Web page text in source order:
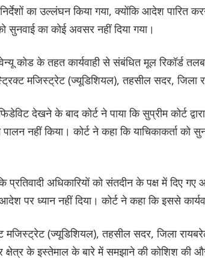
का उल्लंघन किया गया, क्योंकि आदेश
सुनवाई का कोई अवसर नहीं दिया गया।
कोड के तहत कार्यवाही से संबंधित मूल रिकॉर्ड
मजिस्ट्रेट (ज्यूडिशियल), तहसील सदर, जिला
देखने के बाद कोर्ट ने पाया कि सुप्रीम कोर्ट
पालन नहीं किया। कोर्ट ने कहा कि याचिकाकर्ता को
प्रतिवादी अधिकारियों को संतदीन के पक्ष में दिए
पर ध्यान नहीं दिया। कोर्ट ने कहा कि इससे
मजिस्ट्रेट (ज्यूडिशियल), तहसील सदर, जिला
के इस्तेमाल के बारे में समझाने की कोशिश की